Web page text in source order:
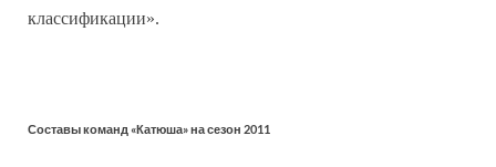
классификации».
Составы команд «Катюша» на сезон 2011